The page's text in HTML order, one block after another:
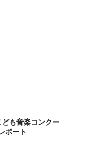
も音楽コンクー
ポート